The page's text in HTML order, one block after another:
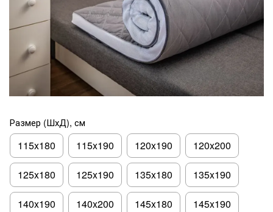
Размер (ШхД), см
115x180 115x190 120x190 120x200
125x180 125x190 135x180 135x190
140x190 140x200 145x180 145x190